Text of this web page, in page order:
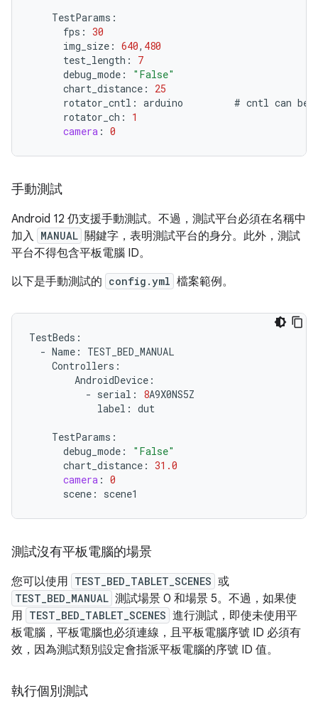
TestParams :
fps : 30
img_size : 640, 480
test_length :
7
debug_mode :
"False"
chart_distance :
25
rotator_cntl : arduino # cntl can be
rotator_ch :
1
camera : 0
手動測試
Android 12 仍支援手動測試。不過，測試平台必須在名稱中
加入 MANUAL 關鍵字，表明測試平台的身分。此外，測試
平台不得包含平板電腦 ID。
以下是手動測試的 config.yml 檔案範例。
TestBeds :
- Name :
TEST_BED_MANUAL
Controllers :
AndroidDevice :
- serial : 8A9X0NS5Z
label : dut
TestParams :
debug_mode :
"False"
chart_distance : 31.0
camera : 0
scene : scene1
測試沒有平板電腦的場景
您可以使用 TEST_BED_TABLET_SCENES 或
TEST_BED_MANUAL 測試場景 0 和場景 5。不過，如果使
用 TEST_BED_TABLET_SCENES 進行測試，即使未使用平
板電腦，平板電腦也必須連線，且平板電腦序號 ID 必須有
效，因為測試類別設定會指派平板電腦的序號 ID 值。
執行個別測試